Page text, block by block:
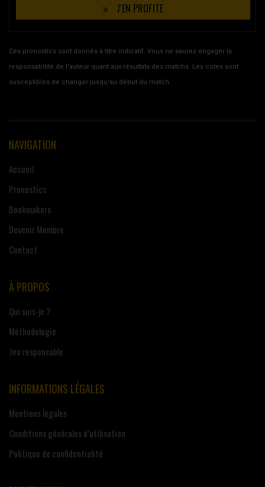
J'EN PROFITE
Ces pronostics sont donnés à titre indicatif. Vous ne saurez engager la
responsabilité de l'auteur quant aux résultats des matchs. Les cotes sont
susceptibles de changer jusqu'au début du match.
NAVIGATION
Accueil
Pronostics
Bookmakers
Devenir Membre
Contact
À PROPOS
Qui suis-je ?
Méthodologie
Jeu responsable
INFORMATIONS LÉGALES
Mentions légales
Conditions générales d’utilisation
Politique de confidentialité